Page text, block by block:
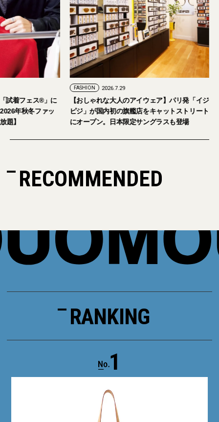
試着フェス®︎」に
年秋冬ファッ
題】
FASHION 2026.7.29
【おしゃれな大人のアイウェア】パリ発「イジ
ピジ」が国内初の旗艦店をキャットストリート
にオープン。日本限定サングラスも登場
RECOMMENDED
RANKING
1